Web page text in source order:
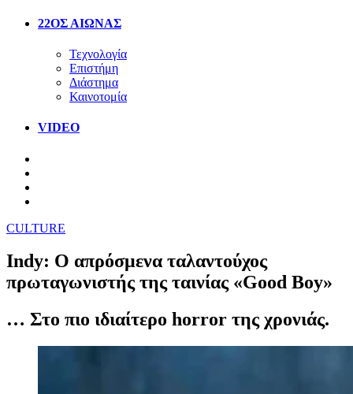
22ΟΣ ΑΙΩΝΑΣ
Τεχνολογία
Επιστήμη
Διάστημα
Καινοτομία
VIDEO
CULTURE
Indy: Ο απρόσμενα ταλαντούχος
πρωταγωνιστής της ταινίας «Good Boy»
… Στο πιο ιδιαίτερο horror της χρονιάς.